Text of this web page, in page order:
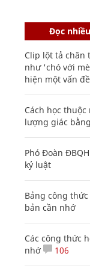
Đọc nhiều
Clip lột tả chân
như 'chó với
hiện một vấn
Cách học
lượng giác
Phó Đoàn
kỷ luật
Bảng công
bản cần nhớ
Các công thức
nhớ
106